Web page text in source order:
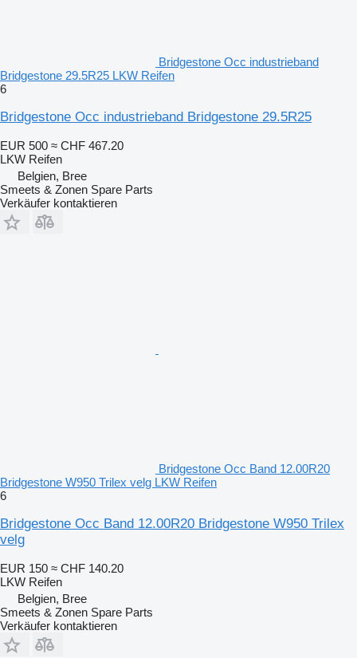
Bridgestone Occ industrieband
Bridgestone 29.5R25 LKW Reifen
6
Bridgestone Occ industrieband Bridgestone 29.5R25
EUR 500 ≈ CHF 467.20
LKW Reifen
Belgien, Bree
Smeets & Zonen Spare Parts
Verkäufer kontaktieren
Bridgestone Occ Band 12.00R20
Bridgestone W950 Trilex velg LKW Reifen
6
Bridgestone Occ Band 12.00R20 Bridgestone W950 Trilex
velg
EUR 150 ≈ CHF 140.20
LKW Reifen
Belgien, Bree
Smeets & Zonen Spare Parts
Verkäufer kontaktieren